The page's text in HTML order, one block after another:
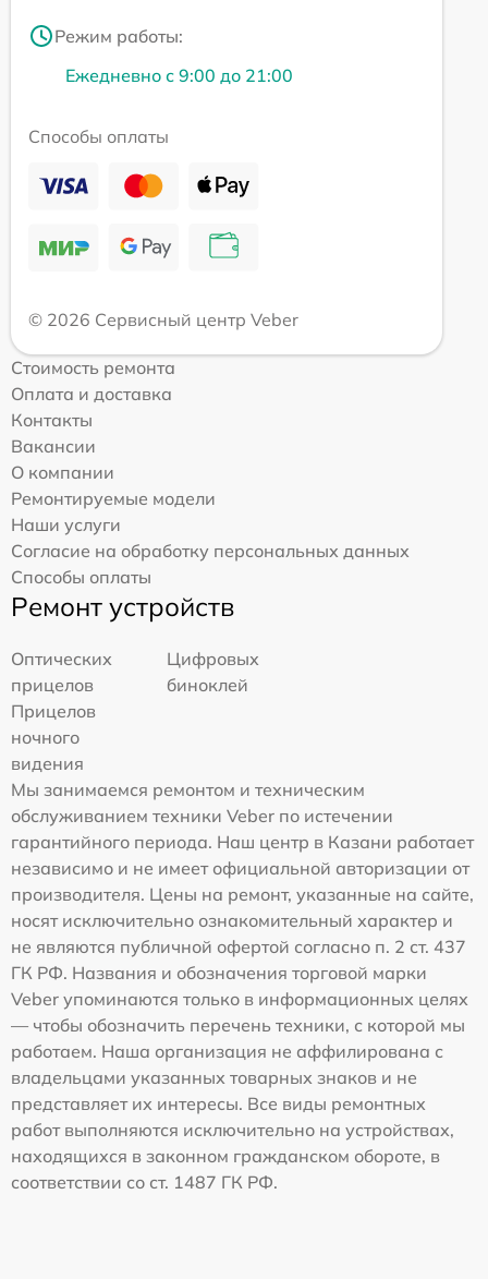
Режим работы:
Ежедневно с 9:00 до 21:00
Способы оплаты
© 2026 Сервисный центр Veber
Стоимость ремонта
Оплата и доставка
Контакты
Вакансии
О компании
Ремонтируемые модели
Наши услуги
Согласие на обработку персональных данных
Способы оплаты
Ремонт устройств
Оптических
прицелов
Цифровых
биноклей
Прицелов
ночного
видения
Мы занимаемся ремонтом и техническим
обслуживанием техники Veber по истечении
гарантийного периода. Наш центр в Казани работает
независимо и не имеет официальной авторизации от
производителя. Цены на ремонт, указанные на сайте,
носят исключительно ознакомительный характер и
не являются публичной офертой согласно п. 2 ст. 437
ГК РФ. Названия и обозначения торговой марки
Veber упоминаются только в информационных целях
— чтобы обозначить перечень техники, с которой мы
работаем. Наша организация не аффилирована с
владельцами указанных товарных знаков и не
представляет их интересы. Все виды ремонтных
работ выполняются исключительно на устройствах,
находящихся в законном гражданском обороте, в
соответствии со ст. 1487 ГК РФ.